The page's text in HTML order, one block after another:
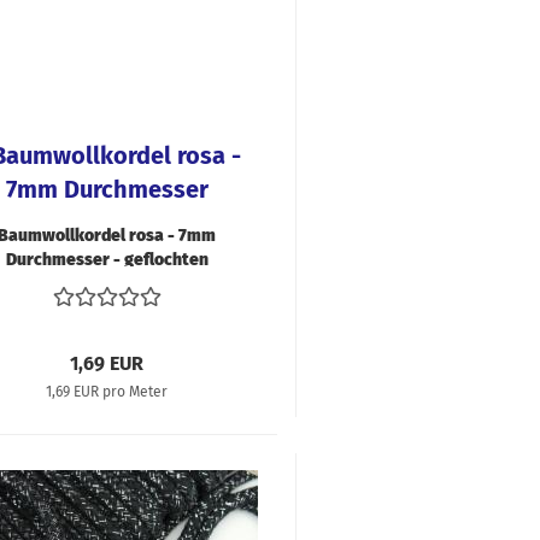
& Hosensoffe
/ Double
& Bänder
rosa - 7mm
Durchmesser - geflochten
1,69 EUR
1,69 EUR pro Meter